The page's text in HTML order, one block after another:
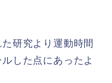
研究より運動時間
した点にあったよ